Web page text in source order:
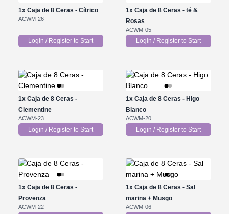
1xCaja de 8 Ceras - Cítrico
ACWM-26
Login / Register to Start
1x Caja de 8 Ceras - té &
Rosas
ACWM-05
Login / Register to Start
1xCaja de 8 Ceras -
Clementine
ACWM-23
Login / Register to Start
1x Caja de 8 Ceras - Higo
Blanco
ACWM-20
Login / Register to Start
1xCaja de 8 Ceras -
Provenza
ACWM-22
1x Caja de 8 Ceras - Sal
marina + Musgo
ACWM-06